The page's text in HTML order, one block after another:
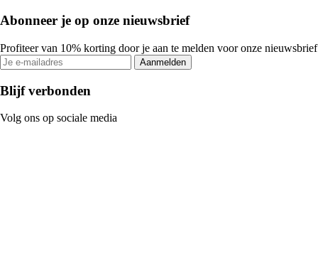
Abonneer je op onze nieuwsbrief
Profiteer van 10% korting door je aan te melden voor onze nieuwsbrief
Aanmelden
Blijf verbonden
Volg ons op sociale media